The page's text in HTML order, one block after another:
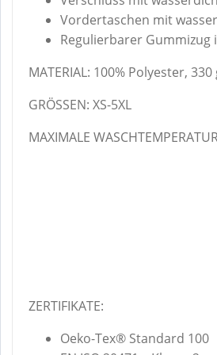
Vordertaschen mit
Regulierbarer Gummizug
MATERIAL: 100% Polyester, 330
GRÖSSEN: XS-5XL
MAXIMALE
ZERTIFIKATE:
Oeko-Tex® Standard 100